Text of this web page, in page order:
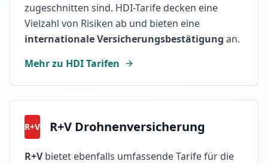
zugeschnitten sind. HDI-Tarife decken eine
Vielzahl von Risiken ab und bieten eine
internationale Versicherungsbestätigung an.
Mehr zu HDI Tarifen
R+V R+V Drohnenversicherung
R+Vbietet ebenfalls umfassende Tarife für die